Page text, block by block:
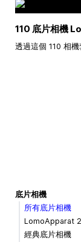
110 底片相機
透過這個 110 相
底片相機
所有底片相機
LomoApparat
經典底片相機